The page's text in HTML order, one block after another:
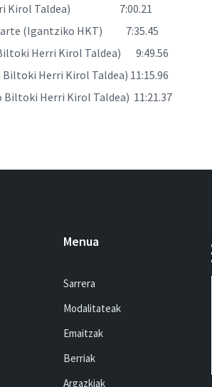
Herri Kirol Taldea) 7:00.21
(Igantziko HKT) 7:35.45
Herri Kirol Taldea) 9:49.56
Herri Kirol Taldea) 11:15.96
Herri Kirol Taldea) 11:21.37
Menua
Sarrera
Modalitateak
Emaitzak
Berriak
Argazkiak